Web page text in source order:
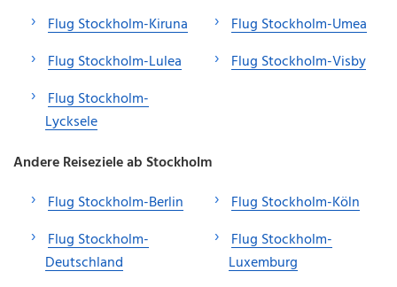
Flug Stockholm-Kiruna
Flug Stockholm-Lulea
Flug Stockholm-
Lycksele
Flug Stockholm-Umea
Flug Stockholm-Visby
Andere Reiseziele ab Stockholm
Flug Stockholm-Berlin
Flug Stockholm-
Deutschland
Flug Stockholm-Köln
Flug Stockholm-
Luxemburg